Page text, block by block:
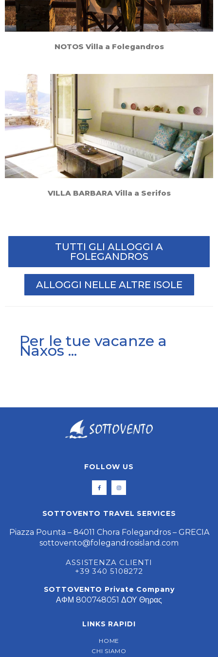
NOTOS Villa a Folegandros
VILLA BARBARA Villa a Serifos
TUTTI GLI ALLOGGI A
FOLEGANDROS
ALLOGGI NELLE ALTRE ISOLE
Per le tue vacanze a
Naxos ...
FOLLOW US
SOTTOVENTO TRAVEL SERVICES
Piazza Pounta – 84011 Chora Folegandros – GRECIA
sottovento@folegandrosisland.com
ASSISTENZA CLIENTI
+39 340 5108272
SOTTOVENTO Private Company
ΑΦΜ 800748051 ΔΟΥ Θηρας
LINKS RAPIDI
HOME
CHI SIAMO